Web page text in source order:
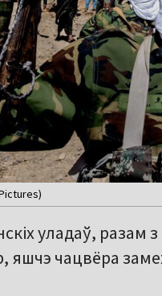
уладаў, разам
чацвёра